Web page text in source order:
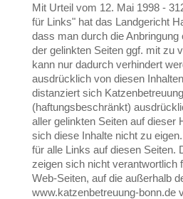
Mit Urteil vom 12. Mai 1998 -
für Links" hat das Landgericht
dass man durch die Anbringung
der gelinkten Seiten ggf. mit zu
kann nur dadurch verhindert
ausdrücklich von diesen
distanziert sich
(haftungsbeschränkt)
aller gelinkten Seiten auf dieser
sich diese Inhalte nicht zu
für alle Links auf diesen Seiten.
zeigen sich nicht verantwortlich
Web-Seiten, auf die außerhalb
www.katzenbetreuung-bonn.de